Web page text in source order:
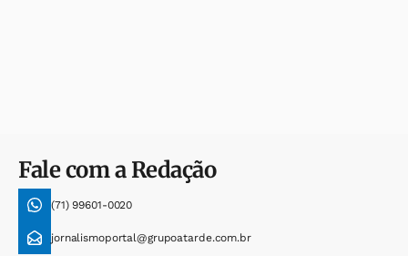
Fale com a Redação
(71) 99601-0020
jornalismoportal@grupoatarde.com.br